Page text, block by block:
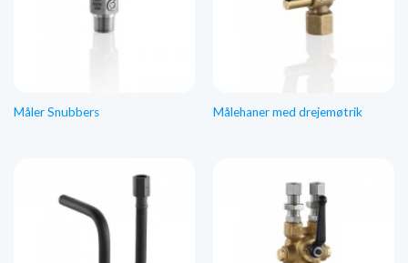
Måler Snubbers Målehaner med drejemøtrik